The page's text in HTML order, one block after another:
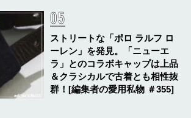
ストリートな「ポロ ラルフ ロ
ーレン」を発見。「ニューエ
ラ」とのコラボキャップは上品
＆クラシカルで古着とも相性抜
群！[編集者の愛用私物 ＃355]